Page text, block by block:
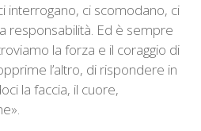
interrogano, ci scomodano, ci
responsabilità. Ed è sempre
la forza e il coraggio di
l’altro, di rispondere in
la faccia, il cuore,